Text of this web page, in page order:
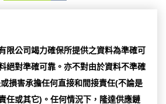
限公司竭力確保所提供之資料為準確可
絕對準確可靠。亦不對由於資料不準確
損害承擔任何直接和間接責任(不論是
任或其它)。任何情況下，隆達供應鏈